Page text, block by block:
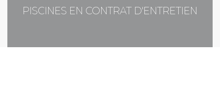
PISCINES EN CONTRAT D'ENTRETIEN